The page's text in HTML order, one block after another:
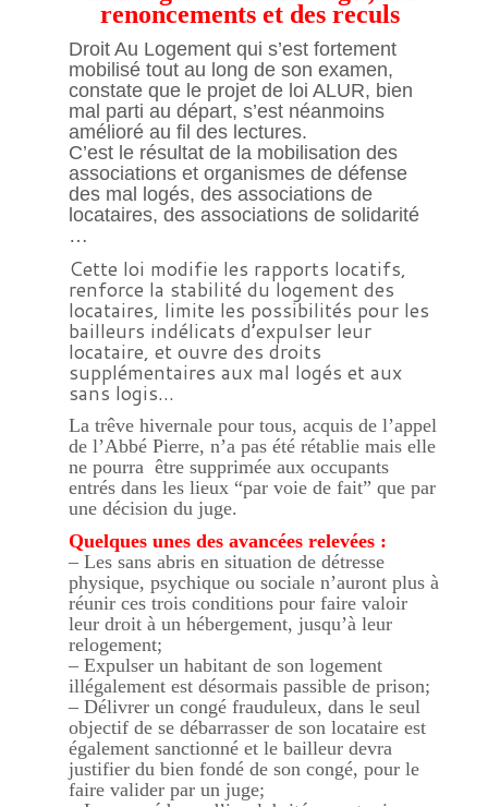
renoncements et des reculs
Droit Au Logement qui s’est fortement
mobilisé tout au long de son examen,
constate que le projet de loi ALUR, bien
mal parti au départ, s’est néanmoins
amélioré au fil des lectures.
C’est le résultat de la mobilisation des
associations et organismes de défense
des mal logés, des associations de
locataires, des associations de solidarité
…
Cette loi modifie les rapports locatifs,
renforce la stabilité du logement des
locataires, limite les possibilités pour les
bailleurs indélicats d’expulser leur
locataire, et ouvre des droits
supplémentaires aux mal logés et aux
sans logis…
La trêve hivernale pour tous, acquis de l’appel
de l’Abbé Pierre, n’a pas été rétablie mais elle
ne pourra être supprimée aux occupants
entrés dans les lieux “par voie de fait” que par
une décision du juge.
Quelques unes des avancées relevées :
– Les sans abris en situation de détresse
physique, psychique ou sociale n’auront plus à
réunir ces trois conditions pour faire valoir
leur droit à un hébergement, jusqu’à leur
relogement;
– Expulser un habitant de son logement
illégalement est désormais passible de prison;
– Délivrer un congé frauduleux, dans le seul
objectif de se débarrasser de son locataire est
également sanctionné et le bailleur devra
justifier du bien fondé de son congé, pour le
faire valider par un juge;